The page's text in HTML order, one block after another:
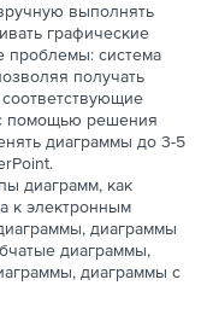
выполнять
графические
проблемы: система
получать
помощью решения
диаграммы до 3-5
диаграмм, как
к электронным
диаграммы
диаграммы,
диаграммы с